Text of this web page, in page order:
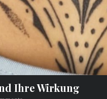
Ihre Wirkung